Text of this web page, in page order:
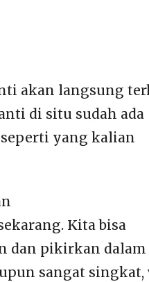
akan langsung
di situ sudah ada
yang kalian
Kita bisa
dan pikirkan dalam
sangat singkat,